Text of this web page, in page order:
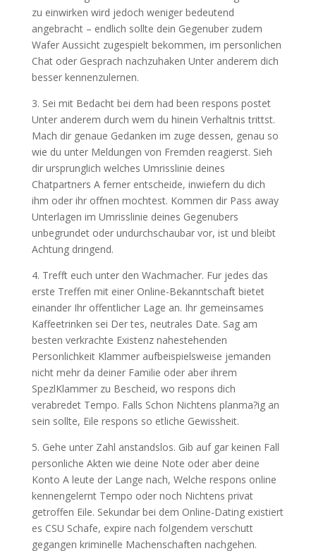
zu einwirken wird jedoch weniger bedeutend
angebracht – endlich sollte dein Gegenuber zudem
Wafer Aussicht zugespielt bekommen, im personlichen
Chat oder Gesprach nachzuhaken Unter anderem dich
besser kennenzulernen.
3. Sei mit Bedacht bei dem had been respons postet
Unter anderem durch wem du hinein Verhaltnis trittst.
Mach dir genaue Gedanken im zuge dessen, genau so
wie du unter Meldungen von Fremden reagierst. Sieh
dir ursprunglich welches Umrisslinie deines
Chatpartners A ferner entscheide, inwiefern du dich
ihm oder ihr offnen mochtest. Kommen dir Pass away
Unterlagen im Umrisslinie deines Gegenubers
unbegrundet oder undurchschaubar vor, ist und bleibt
Achtung dringend.
4. Trefft euch unter den Wachmacher. Fur jedes das
erste Treffen mit einer Online-Bekanntschaft bietet
einander Ihr offentlicher Lage an. Ihr gemeinsames
Kaffeetrinken sei Der tes, neutrales Date. Sag am
besten verkrachte Existenz nahestehenden
Personlichkeit Klammer aufbeispielsweise jemanden
nicht mehr da deiner Familie oder aber ihrem
SpezlKlammer zu Bescheid, wo respons dich
verabredet Tempo. Falls Schon Nichtens planma?ig an
sein sollte, Eile respons so etliche Gewissheit.
5. Gehe unter Zahl anstandslos. Gib auf gar keinen Fall
personliche Akten wie deine Note oder aber deine
Konto A leute der Lange nach, Welche respons online
kennengelernt Tempo oder noch Nichtens privat
getroffen Eile. Sekundar bei dem Online-Dating existiert
es CSU Schafe, expire nach folgendem verschutt
gegangen kriminelle Machenschaften nachgehen.